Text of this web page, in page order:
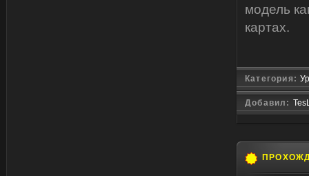
модель
картах.
Категория:
Добавил: